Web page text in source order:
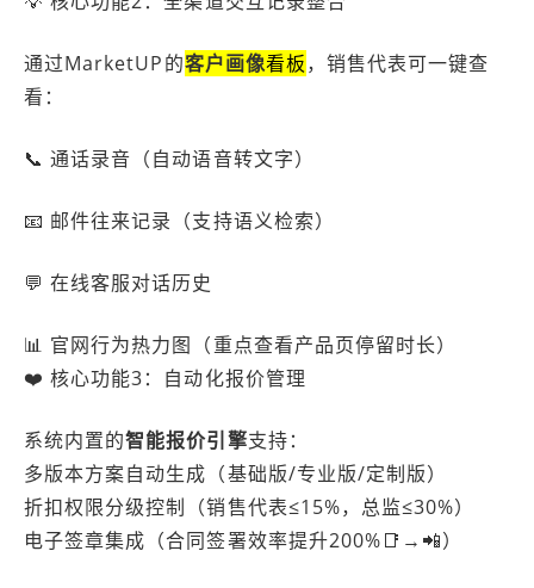
通过MarketUP的客户画像看板，销售代表可一键查
看：
📞 通话录音（自动语音转文字）
📧 邮件往来记录（支持语义检索）
💬 在线客服对话历史
📊 官网行为热力图（重点查看产品页停留时长）
❤️ 核心功能3：自动化报价管理
系统内置的智能报价引擎支持：
多版本方案自动生成（基础版/专业版/定制版）
折扣权限分级控制（销售代表≤15%，总监≤30%）
电子签章集成（合同签署效率提升200%📑→📲）